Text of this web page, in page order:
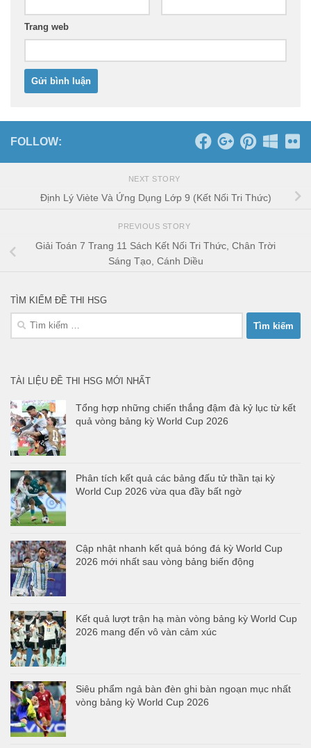
Trang web
FOLLOW:
NEXT STORY
Định Lý Viète Và Ứng Dụng Lớp 9 (Kết Nối Tri Thức)
PREVIOUS STORY
Giải Toán 7 Trang 11 Sách Kết Nối Tri Thức, Chân Trời
Sáng Tạo, Cánh Diều
TÌM KIẾM ĐỀ THI HSG
Tìm
kiếm
TÀI LIỆU ĐỀ THI HSG MỚI NHẤT
Tổng hợp những chiến thắng đậm đà kỷ lục từ kết
quả vòng bảng kỳ World Cup 2026
Phân tích kết quả các bảng đấu tử thần tại kỳ
World Cup 2026 vừa qua đầy bất ngờ
Cập nhật nhanh kết quả bóng đá kỳ World Cup
2026 mới nhất sau vòng bảng biến động
Kết quả lượt trận hạ màn vòng bảng kỳ World Cup
2026 mang đến vô vàn cảm xúc
Siêu phẩm ngả bàn đèn ghi bàn ngoạn mục nhất
vòng bảng kỳ World Cup 2026